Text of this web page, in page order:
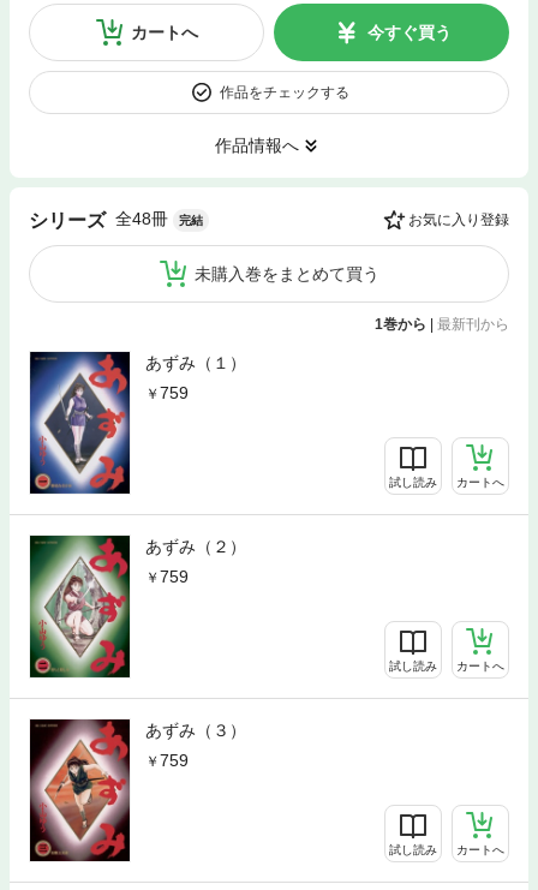
カートへ 今すぐ買う
作品をチェックする
作品情報へ
シリーズ 全48冊 完結 お気に入り登録
未購入巻をまとめて買う
1巻から | 最新刊から
あずみ（１）
759
試し読み カートへ
あずみ（２）
759
試し読み カートへ
あずみ（３）
759
試し読み カートへ